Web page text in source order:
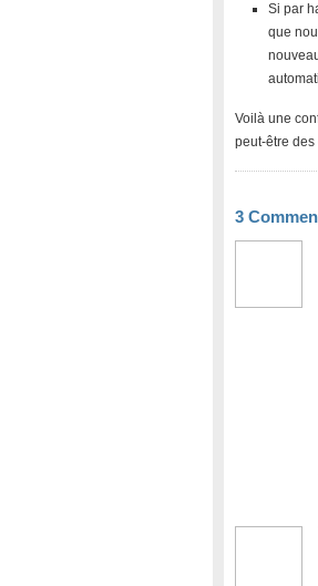
Si par
que
Voilà une
peut-être des
3